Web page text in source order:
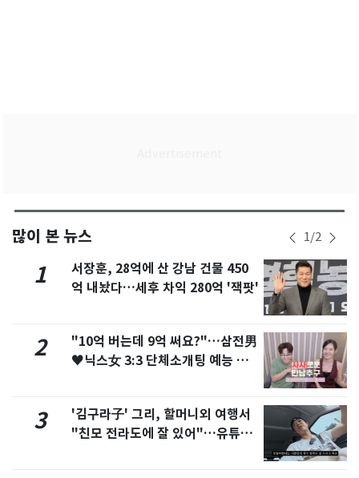
많이 본 뉴스 1/2
1
서장훈, 28억에 산 강남 건물 450
억 내놨다…세후 차익 280억 '잭팟'
2
"10억 버는데 9억 써요?"…삼전男
♥닉스女 3:3 단체소개팅 예능 화
3
'김구라子' 그리, 할머니외 여행서
"친모 전라도에 잘 있어"…유튜브